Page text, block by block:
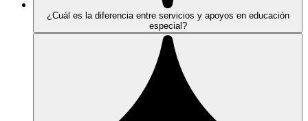
¿Cuál es la diferencia entre servicios y apoyos en educación
especial?